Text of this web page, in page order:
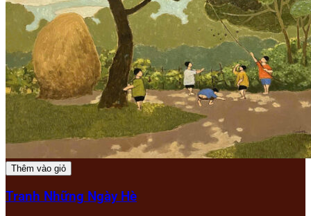
Thêm vào giỏ
Tranh Những Ngày Hè